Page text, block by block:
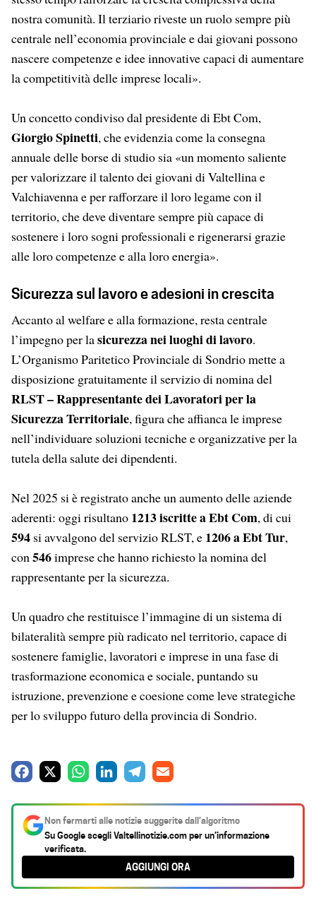
nostra comunità. Il terziario riveste un ruolo sempre più
centrale nell’economia provinciale e dai giovani possono
nascere competenze e idee innovative capaci di aumentare
la competitività delle imprese locali».
Un concetto condiviso dal presidente di Ebt Com,
Giorgio Spinetti, che evidenzia come la consegna
annuale delle borse di studio sia «un momento saliente
per valorizzare il talento dei giovani di Valtellina e
Valchiavenna e per rafforzare il loro legame con il
territorio, che deve diventare sempre più capace di
sostenere i loro sogni professionali e rigenerarsi grazie
alle loro competenze e alla loro energia».
Sicurezza sul lavoro e adesioni in crescita
Accanto al welfare e alla formazione, resta centrale
l’impegno per lasicurezza nei luoghi di lavoro.
L’Organismo Paritetico Provinciale di Sondrio mette a
disposizione gratuitamente il servizio di nomina del
RLST – Rappresentante dei Lavoratori per la
Sicurezza Territoriale, figura che affianca le imprese
nell’individuare soluzioni tecniche e organizzative per la
tutela della salute dei dipendenti.
Nel 2025 si è registrato anche un aumento delle aziende
aderenti: oggi risultano 1213 iscritte a Ebt Com, di cui
594 si avvalgono del servizio RLST, e 1206 a Ebt Tur,
con546imprese che hanno richiesto la nomina del
rappresentante per la sicurezza.
Un quadro che restituisce l’immagine di un sistema di
bilateralità sempre più radicato nel territorio, capace di
sostenere famiglie, lavoratori e imprese in una fase di
trasformazione economica e sociale, puntando su
istruzione, prevenzione e coesione come leve strategiche
per lo sviluppo futuro della provincia di Sondrio.
c
e
b
o
t
s
A
k
e
d
e
g
r
a
i
l
Non fermarti alle notizie suggerite dall’algoritmo
Su Google scegliValtellinotizie.comper un’informazione
verificata.
AGGIUNGI ORA